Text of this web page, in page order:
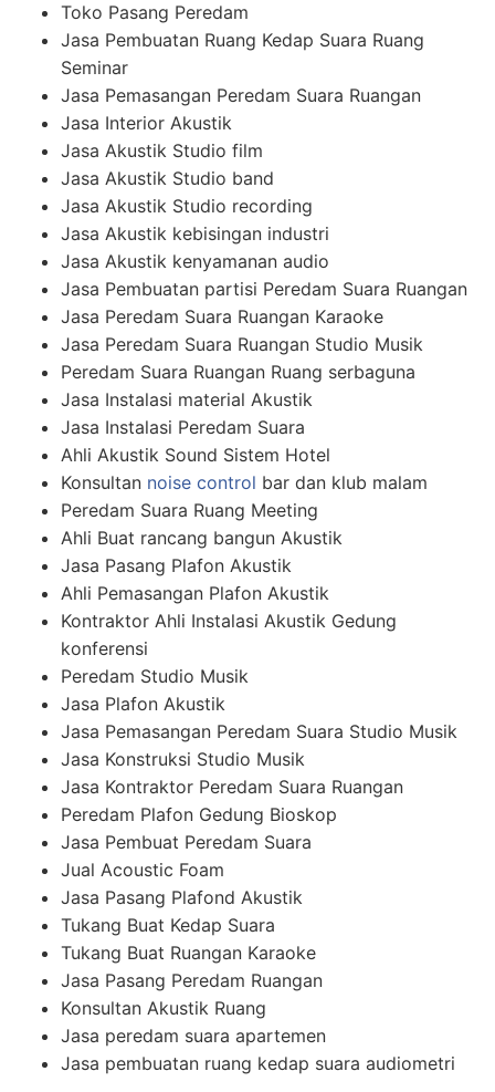
Toko Pasang Peredam
Jasa Pembuatan Ruang Kedap Suara Ruang
Seminar
Jasa Pemasangan Peredam Suara Ruangan
Jasa Interior Akustik
Jasa Akustik Studio film
Jasa Akustik Studio band
Jasa Akustik Studio recording
Jasa Akustik kebisingan industri
Jasa Akustik kenyamanan audio
Jasa Pembuatan partisi Peredam Suara Ruangan
Jasa Peredam Suara Ruangan Karaoke
Jasa Peredam Suara Ruangan Studio Musik
Peredam Suara Ruangan Ruang serbaguna
Jasa Instalasi material Akustik
Jasa Instalasi Peredam Suara
Ahli Akustik Sound Sistem Hotel
Konsultan noise control bar dan klub malam
Peredam Suara Ruang Meeting
Ahli Buat rancang bangun Akustik
Jasa Pasang Plafon Akustik
Ahli Pemasangan Plafon Akustik
Kontraktor Ahli Instalasi Akustik Gedung
konferensi
Peredam Studio Musik
Jasa Plafon Akustik
Jasa Pemasangan Peredam Suara Studio Musik
Jasa Konstruksi Studio Musik
Jasa Kontraktor Peredam Suara Ruangan
Peredam Plafon Gedung Bioskop
Jasa Pembuat Peredam Suara
Jual Acoustic Foam
Jasa Pasang Plafond Akustik
Tukang Buat Kedap Suara
Tukang Buat Ruangan Karaoke
Jasa Pasang Peredam Ruangan
Konsultan Akustik Ruang
Jasa peredam suara apartemen
Jasa pembuatan ruang kedap suara audiometri